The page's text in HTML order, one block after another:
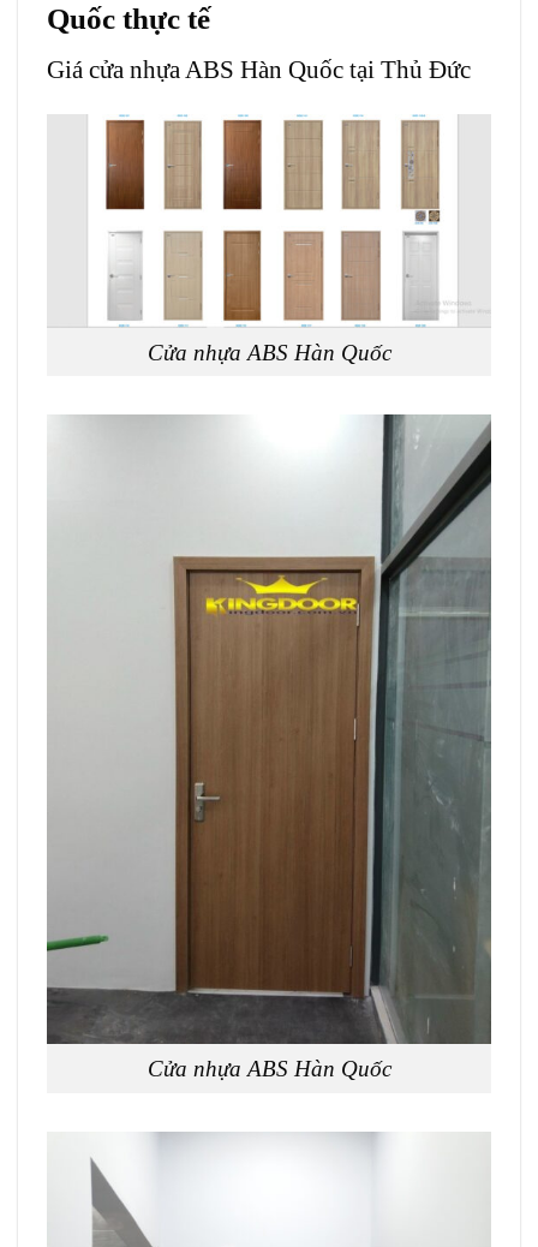
Quốc thực tế
Giá cửa nhựa ABS Hàn Quốc tại Thủ Đức
Cửa nhựa ABS Hàn Quốc
Cửa nhựa ABS Hàn Quốc